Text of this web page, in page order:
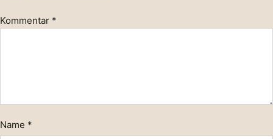
Kommentar *
Name *